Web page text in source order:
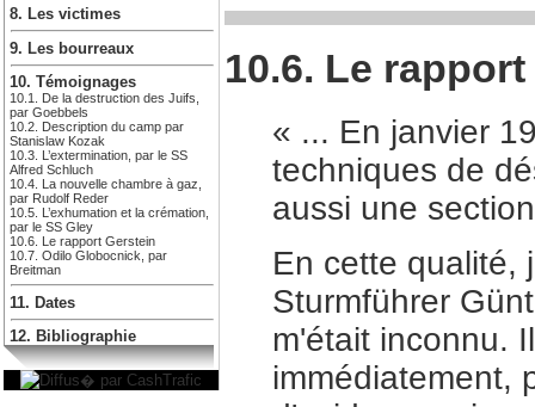
8. Les victimes
9. Les bourreaux
10. Témoignages
10.1. De la destruction des Juifs,
par Goebbels
10.2. Description du camp par
Stanislaw Kozak
10.3. L’extermination, par le SS
Alfred Schluch
10.4. La nouvelle chambre à gaz,
par Rudolf Reder
10.5. L’exhumation et la crémation,
par le SS Gley
10.6. Le rapport Gerstein
10.7. Odilo Globocnick, par
Breitman
11. Dates
12. Bibliographie
10.6. Le
« ... En janvier
techniques de
aussi une
En cette qualité,
Sturmführer
m'était inconnu.
immédiatement,